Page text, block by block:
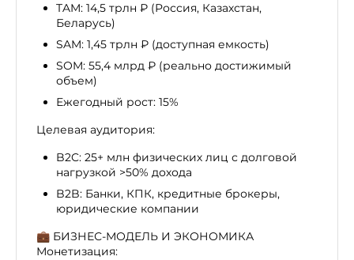
TAM: 14,5 трлн ₽ (Россия, Казахстан,
Беларусь)
SAM: 1,45 трлн ₽ (доступная емкость)
SOM: 55,4 млрд ₽ (реально достижимый
объем)
Ежегодный рост: 15%
Целевая аудитория:
B2C: 25+ млн физических лиц с долговой
нагрузкой >50% дохода
B2B: Банки, КПК, кредитные брокеры,
юридические компании
💼 БИЗНЕС-МОДЕЛЬ И ЭКОНОМИКА
Монетизация: